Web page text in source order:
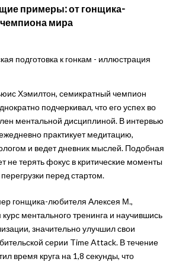
примеры: от гонщика-
мира
Хэмилтон, семикратный чемпион
подчеркивал, что его успех во
ментальной дисциплиной. В интервью
практикует медитацию,
и ведет дневник мыслей. Подобная
не терять фокус в критические моменты
перегрузки перед стартом.
гонщика-любителя Алексея М.,
ментального тренинга и научившись
значительно улучшил свои
серии Time Attack. В течение
время круга на 1,8 секунды, что